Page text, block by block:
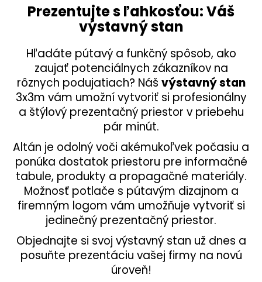
l
á
a
c
i
e
p
r
v
k
y
v
ý
p
i
s
Prezentujte s ľahkosťou: Váš
výstavný stan
Hľadáte pútavý a funkčný spôsob, ako
zaujať potenciálnych zákazníkov na
rôznych podujatiach? Náš výstavný stan
3x3m vám umožní vytvoriť si profesionálny
a štýlový prezentačný priestor v priebehu
pár minút.
Altán je odolný voči akémukoľvek počasiu a
ponúka dostatok priestoru pre informačné
tabule, produkty a propagačné materiály.
Možnosť potlače s pútavým dizajnom a
firemným logom vám umožňuje vytvoriť si
jedinečný prezentačný priestor.
Objednajte si svoj výstavný stan už dnes a
posuňte prezentáciu vašej firmy na novú
úroveň!